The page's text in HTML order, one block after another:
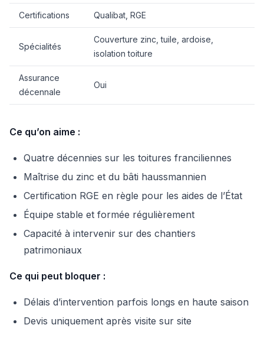
Certifications Qualibat, RGE
Spécialités
Couverture zinc, tuile, ardoise,
isolation toiture
Assurance
décennale
Oui
Ce qu’on aime :
Quatre décennies sur les toitures franciliennes
Maîtrise du zinc et du bâti haussmannien
Certification RGE en règle pour les aides de l’État
Équipe stable et formée régulièrement
Capacité à intervenir sur des chantiers
patrimoniaux
Ce qui peut bloquer :
Délais d’intervention parfois longs en haute saison
Devis uniquement après visite sur site